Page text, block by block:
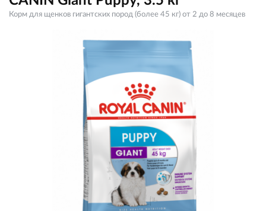
Корм для щенков гигантских пород (более 45 кг) от 2 до 8 месяцев